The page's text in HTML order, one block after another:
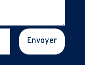
Envoyer